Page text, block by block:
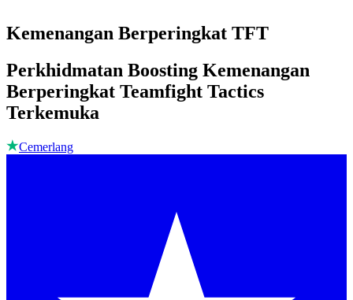
Kemenangan Berperingkat TFT
Perkhidmatan Boosting Kemenangan
Berperingkat Teamfight Tactics
Terkemuka
Cemerlang